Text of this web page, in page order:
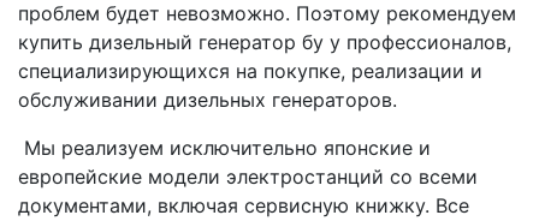
проблем будет невозможно. Поэтому рекомендуем
купить дизельный генератор бу у профессионалов,
специализирующихся на покупке, реализации и
обслуживании дизельных генераторов.
Мы реализуем исключительно японские и
европейские модели электростанций со всеми
документами, включая сервисную книжку. Все